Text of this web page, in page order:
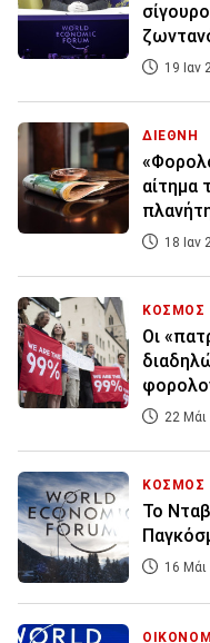
19 Ιαν
ΔΙΕΘΝΗ
αίτημα
18 Ιαν
ΚΟΣΜΟΣ
Οι
22 Μάι
ΚΟΣΜΟΣ
Το
16 Μάι